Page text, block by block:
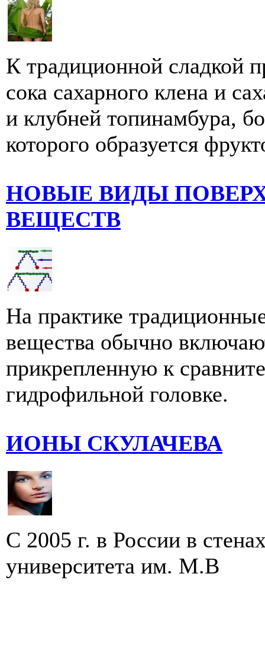
К традиционной сладкой
сока сахарного клена и
и клубней топинамбура,
которого образуется
НОВЫЕ ВИДЫ
ВЕЩЕСТВ
На практике
вещества обычно
прикрепленную к
гидрофильной головке.
ИОНЫ СКУЛАЧЕВА
С 2005 г. в России в
университета им. М.В